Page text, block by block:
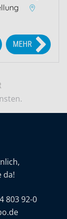
MEHR
da!
803 92-0